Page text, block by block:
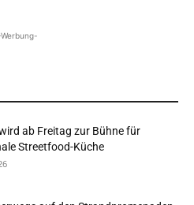
ab Freitag zur Bühne für
Streetfood-Küche